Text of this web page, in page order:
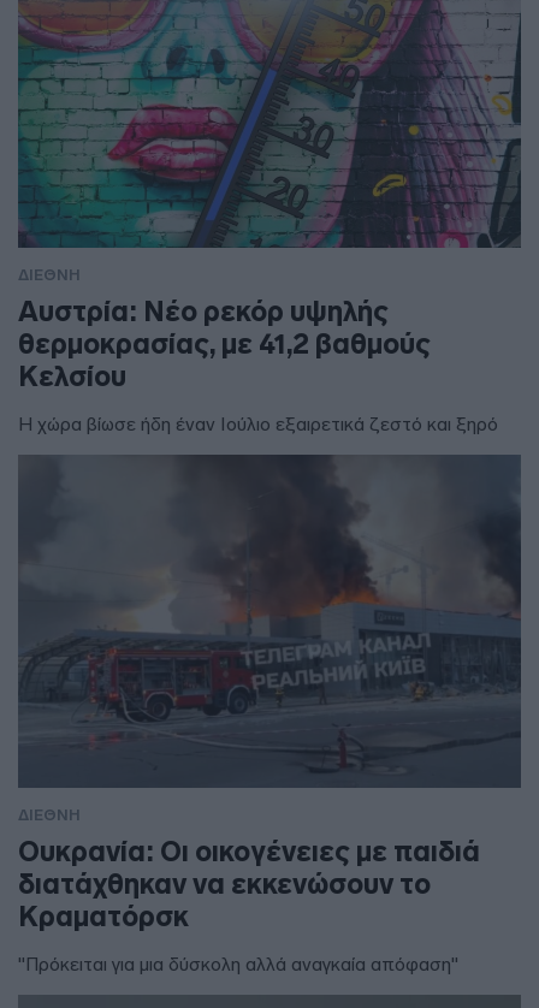
ΔΙΕΘΝΗ
Αυστρία: Νέο ρεκόρ υψηλής
θερμοκρασίας, με 41,2 βαθμούς
Κελσίου
Η χώρα βίωσε ήδη έναν Ιούλιο εξαιρετικά ζεστό και ξηρό
ΔΙΕΘΝΗ
Ουκρανία: Οι οικογένειες με παιδιά
διατάχθηκαν να εκκενώσουν το
Κραματόρσκ
"Πρόκειται για μια δύσκολη αλλά αναγκαία απόφαση"